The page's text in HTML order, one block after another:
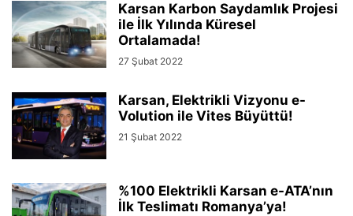
Karsan Karbon Saydamlık Projesi
ile İlk Yılında Küresel
Ortalamada!
27 Şubat 2022
Karsan, Elektrikli Vizyonu e-
Volution ile Vites Büyüttü!
21 Şubat 2022
%100 Elektrikli Karsan e-ATA’nın
İlk Teslimatı Romanya’ya!